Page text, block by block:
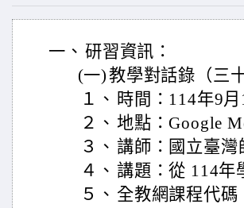
一、 研習資訊：
(一)教學對話錄（三十
１、 時間：114年9
２、 地點：Google
３、 講師：國立臺
４、 講題：從 114年
５、 全教網課程代碼